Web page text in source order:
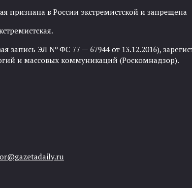
признана в России экстремистской и запрещена
запись ЭЛ № ФС 77 — 67944 от 13.12.2016),
и массовых коммуникаций (Роскомнадзор).